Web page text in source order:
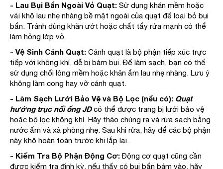
- Lau Bụi Bẩn Ngoài Vỏ Quạt: Sử dụng khăn mềm hoặc
vải khô lau nhẹ nhàng bề mặt ngoài của quạt để loại bỏ bụi
bẩn. Tránh dùng khăn ướt hoặc chất tẩy rửa mạnh có thể
làm hỏng lớp vỏ.
- Vệ Sinh Cánh Quạt: Cánh quạt là bộ phận tiếp xúc trực
tiếp với không khí, dễ bị bám bụi. Để làm sạch, bạn có thể
sử dụng chổi lông mềm hoặc khăn ẩm lau nhẹ nhàng. Lưu ý
không làm cong hay vỡ cánh quạt.
- Làm Sạch Lưới Bảo Vệ và Bộ Lọc (nếu có): Quạt
hướng trục nối ống JDcó thể được trang bị lưới bảo vệ
hoặc bộ lọc không khí. Hãy tháo chúng ra và rửa sạch bằng
nước ấm và xà phòng nhẹ. Sau khi rửa, hãy để các bộ phận
này khô hoàn toàn trước khi lắp lại.
- Kiểm Tra Bộ Phận Động Cơ:Động cơ quạt cũng cần
được kiểm tra định kỳ, nếu thấy có bụi bẩn bám vào, hãy